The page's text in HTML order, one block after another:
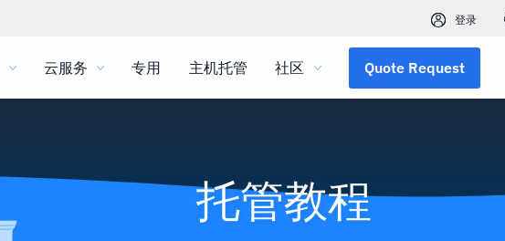
登录
云服务 专用 主机托管 社区 Quote Request
托管教程